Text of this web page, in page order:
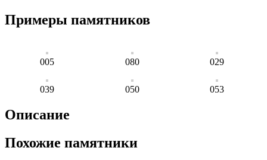
Примеры памятников
005 080 029
039 050 053
Описание
Похожие памятники